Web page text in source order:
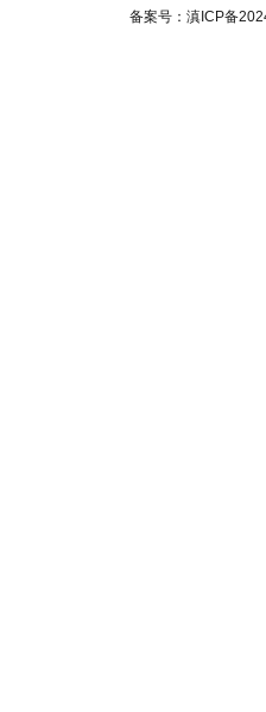
备案号： 滇ICP备